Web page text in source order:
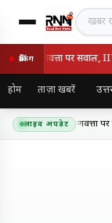
खबर
ब्रेकिंग
की गुणवत्ता पर सवाल,
होम ताज़ा खबरें
लाइव अपडेट
एक्सप्रेसवे की गुणवत्ता